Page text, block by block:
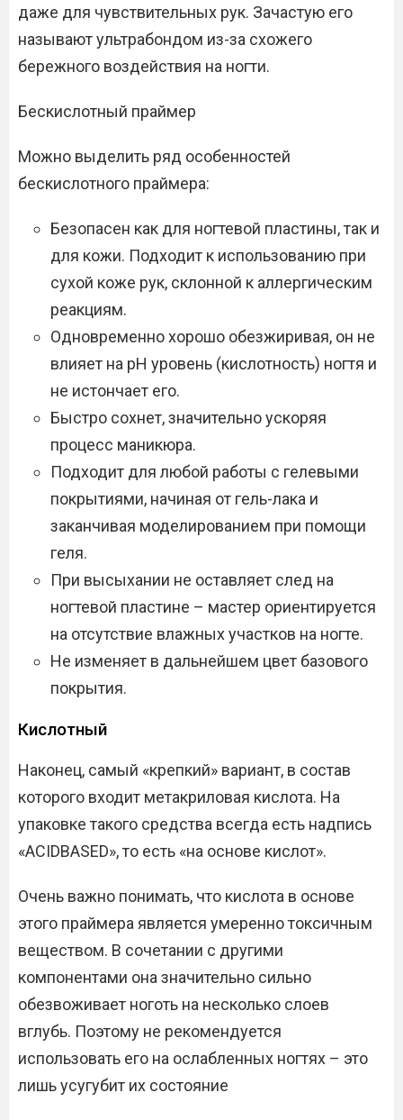
даже для чувствительных рук. Зачастую его
называют ультрабондом из-за схожего
бережного воздействия на ногти.
Бескислотный праймер
Можно выделить ряд особенностей
бескислотного праймера:
Безопасен как для ногтевой пластины, так и
для кожи. Подходит к использованию при
сухой коже рук, склонной к аллергическим
реакциям.
Одновременно хорошо обезжиривая, он не
влияет на рН уровень (кислотность) ногтя и
не истончает его.
Быстро сохнет, значительно ускоряя
процесс маникюра.
Подходит для любой работы с гелевыми
покрытиями, начиная от гель-лака и
заканчивая моделированием при помощи
геля.
При высыхании не оставляет след на
ногтевой пластине – мастер ориентируется
на отсутствие влажных участков на ногте.
Не изменяет в дальнейшем цвет базового
покрытия.
Кислотный
Наконец, самый «крепкий» вариант, в состав
которого входит метакриловая кислота. На
упаковке такого средства всегда есть надпись
«ACIDBASED», то есть «на основе кислот».
Очень важно понимать, что кислота в основе
этого праймера является умеренно токсичным
веществом. В сочетании с другими
компонентами она значительно сильно
обезвоживает ноготь на несколько слоев
вглубь. Поэтому не рекомендуется
использовать его на ослабленных ногтях – это
лишь усугубит их состояние